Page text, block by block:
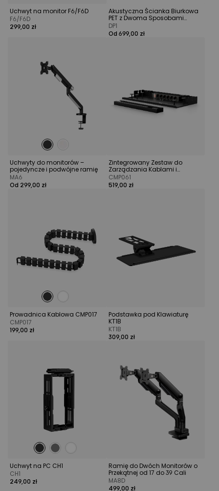
Uchwyt na monitor F6/F6D
F6/F6D
299,00 zł
Akustyczna Ścianka Biurkowa
PET z Dwoma Sposobami
Montażu
DP1
Od 699,00 zł
Uchwyty do monitorów –
pojedyncze i podwójne ramię
MA6
Od 299,00 zł
Zintegrowany Zestaw do
Zarządzania Kablami i
Zasilania
CMP061
519,00 zł
Prowadnica Kablowa CMP017
CMP017
199,00 zł
Podstawka pod Klawiaturę
KT1B
KT1B
309,00 zł
Uchwyt na PC CH1
CH1
249,00 zł
Ramię do Dwóch Monitorów o
Przekątnej od 17 do 39 Cali
MA8D
499,00 zł